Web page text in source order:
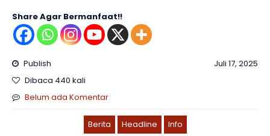
Share Agar Bermanfaat!!
Publish
Juli 17, 2025
Dibaca 440 kali
Belum ada Komentar
Berita Headline Info